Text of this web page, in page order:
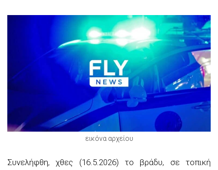
εικόνα αρχείου
Συνελήφθη, χθες (16.5.2026) το βράδυ, σε τοπική